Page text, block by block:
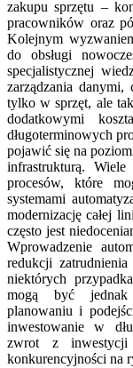
zakupu sprzętu –
pracowników oraz
Kolejnym
do obsługi
specjalistycznej
zarządzania
tylko w sprzęt, ale
dodatkowymi
długoterminowych
pojawić się na
infrastrukturą. Wiele
procesów, które
systemami
modernizację całej
często jest
Wprowadzenie
redukcji
niektórych
mogą być jednak
planowaniu i
inwestowanie w
zwrot z
konkurencyjności na